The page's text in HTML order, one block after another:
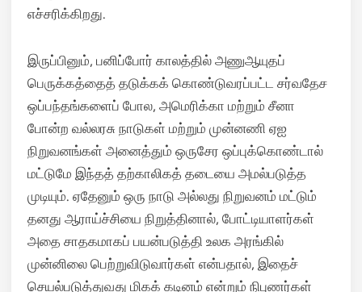
எச்சரிக்கிறது.
இருப்பினும், பனிப்போர் காலத்தில் அணுஆயுதப்
பெருக்கத்தைத் தடுக்கக் கொண்டுவரப்பட்ட சர்வதேச
ஒப்பந்தங்களைப் போல, அமெரிக்கா மற்றும் சீனா
போன்ற வல்லரசு நாடுகள் மற்றும் முன்னணி ஏஐ
நிறுவனங்கள் அனைத்தும் ஒருசேர ஒப்புக்கொண்டால்
மட்டுமே இந்தத் தற்காலிகத் தடையை அமல்படுத்த
முடியும். ஏதேனும் ஒரு நாடு அல்லது நிறுவனம் மட்டும்
தனது ஆராய்ச்சியை நிறுத்தினால், போட்டியாளர்கள்
அதை சாதகமாகப் பயன்படுத்தி உலக அரங்கில்
முன்னிலை பெற்றுவிடுவார்கள் என்பதால், இதைச்
செயல்படுத்துவது மிகக் கடினம் என்றும் நிபுணர்கள்